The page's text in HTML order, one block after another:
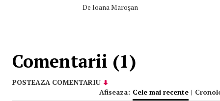
De Ioana Maroşan
Comentarii (1)
POSTEAZA COMENTARIU
Afiseaza: Cele mai recente |